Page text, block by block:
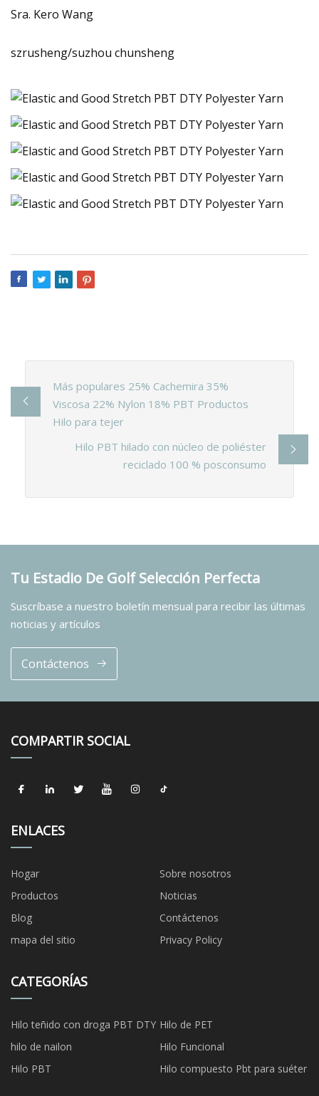
Sra. Kero Wang
szrusheng/suzhou chunsheng
Más populares 25% Cachemira 35%
Viscosa 22% Nylon 18% PBT Productos
Hilo para tejer
Hilo PBT hilado con núcleo de poliéster
reciclado 100 % posconsumo
Tu Estadio De Golf Selección Perfecta
Suscríbase a nuestro boletín mensual para recibir las últimas
noticias y artículos
Contáctenos
COMPARTIR SOCIAL
ENLACES
Hogar
Sobre nosotros
Productos
Noticias
Blog
Contáctenos
mapa del sitio
Privacy Policy
CATEGORÍAS
Hilo teñido con droga PBT DTY Hilo de PET
hilo de nailon
Hilo Funcional
Hilo PBT
Hilo compuesto Pbt para suéter